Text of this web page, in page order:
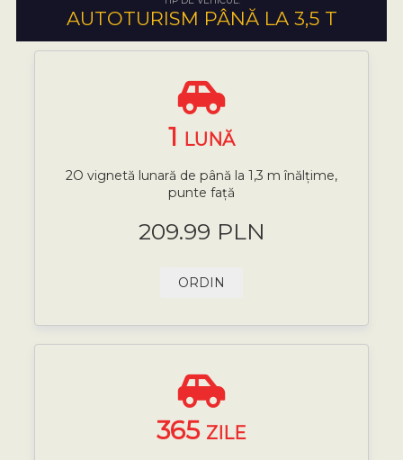
AUTOTURISM PÂNĂ LA 3,5 T
1 LUNĂ
2O vignetă lunară de până la 1,3 m înălțime,
punte față
209.99 PLN
ORDIN
365 ZILE